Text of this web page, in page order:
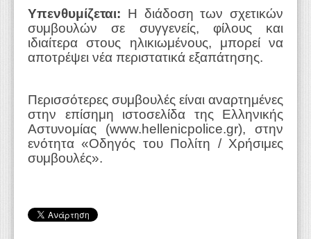
Υπενθυμίζεται: Η διάδοση των σχετικών
συμβουλών σε συγγενείς, φίλους και
ιδιαίτερα στους ηλικιωμένους, μπορεί να
αποτρέψει νέα περιστατικά εξαπάτησης.
Περισσότερες συμβουλές είναι αναρτημένες
στην επίσημη ιστοσελίδα της Ελληνικής
Αστυνομίας (www.hellenicpolice.gr), στην
ενότητα «Οδηγός του Πολίτη / Χρήσιμες
συμβουλές».